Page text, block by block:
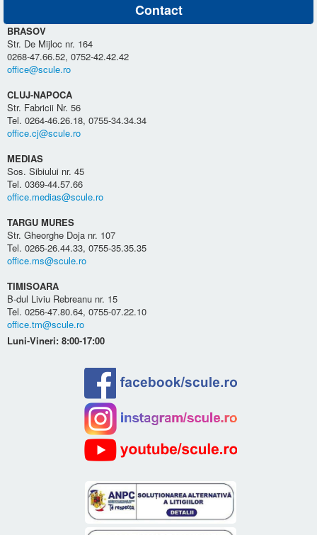
Contact
BRASOV
Str. De Mijloc nr. 164
0268-47.66.52, 0752-42.42.42
office@scule.ro
CLUJ-NAPOCA
Str. Fabricii Nr. 56
Tel. 0264-46.26.18, 0755-34.34.34
office.cj@scule.ro
MEDIAS
Sos. Sibiului nr. 45
Tel. 0369-44.57.66
office.medias@scule.ro
TARGU MURES
Str. Gheorghe Doja nr. 107
Tel. 0265-26.44.33, 0755-35.35.35
office.ms@scule.ro
TIMISOARA
B-dul Liviu Rebreanu nr. 15
Tel. 0256-47.80.64, 0755-07.22.10
office.tm@scule.ro
Luni-Vineri: 8:00-17:00